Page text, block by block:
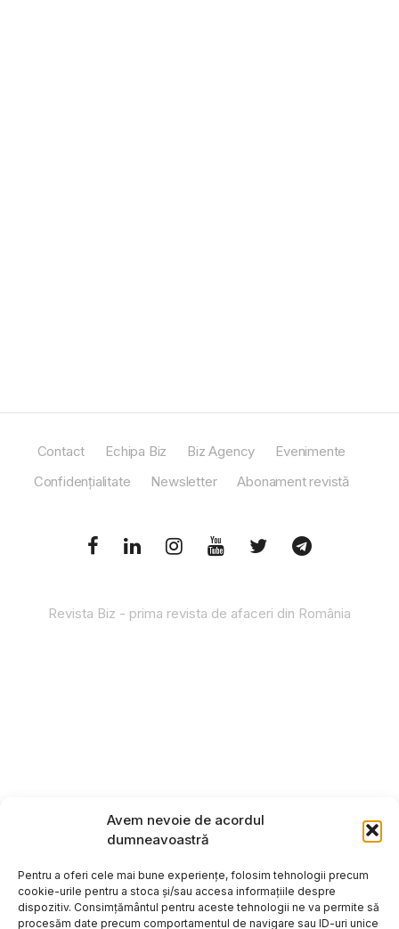
Avem nevoie de acordul
dumneavoastră
Pentru a oferi cele mai bune experiențe, folosim tehnologii precum
cookie-urile pentru a stoca și/sau accesa informațiile despre
dispozitiv. Consimțământul pentru aceste tehnologii ne va permite să
procesăm date precum comportamentul de navigare sau ID-uri unice
Contact Echipa Biz Biz Agency
Evenimente
Confidențialitate
Newsletter Abonament revistă
Revista Biz - prima revista de afaceri din România